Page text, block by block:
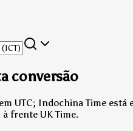
conversão
UTC; Indochina Time está
frente UK Time.